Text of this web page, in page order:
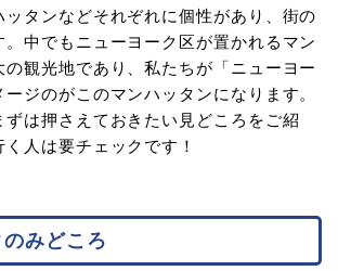
ッタンなどそれぞれに個性があり、街の
中でもニューヨーク区が置かれるマン
観光地であり、私たちが「ニューヨー
ジのがこのマンハッタンになります。
ずは押さえておきたい見どころをご紹
人は要チェックです！
みどころ